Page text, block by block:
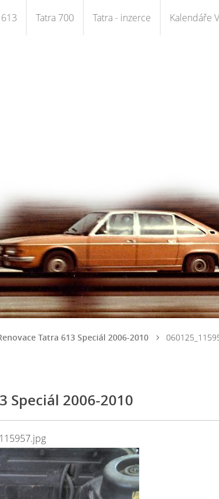
Tatra 700 Tatra - inzerce Kalendáře
Tatra 613 Speciál 2006-2010
Speciál 2006-2010